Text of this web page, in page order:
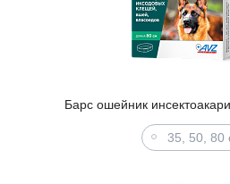
Барс ошейник
35, 50, 80